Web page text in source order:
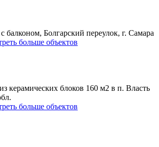
балконом, Болгарский переулок, г. Самара
больше объектов
керамических блоков 160 м2 в п. Власть
больше объектов